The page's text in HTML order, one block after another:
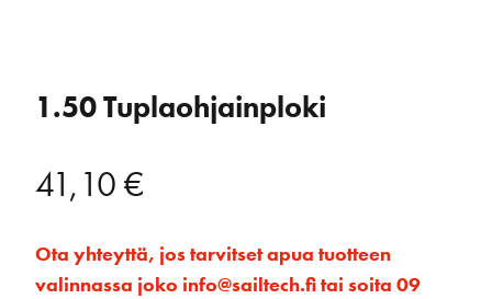
1.50 Tuplaohjainploki
41,10€
Ota yhteyttä, jos tarvitset apua tuotteen
valinnassa joko info@sailtech.fi tai soita 09